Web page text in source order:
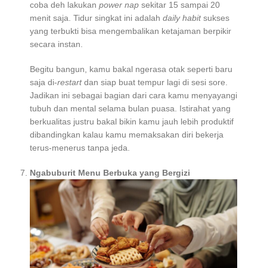
coba deh lakukan power nap sekitar 15 sampai 20
menit saja. Tidur singkat ini adalah daily habitsukses
yang terbukti bisa mengembalikan ketajaman berpikir
secara instan.
Begitu bangun, kamu bakal ngerasa otak seperti baru
saja di-restartdan siap buat tempur lagi di sesi sore.
Jadikan ini sebagai bagian dari cara kamu menyayangi
tubuh dan mental selama bulan puasa. Istirahat yang
berkualitas justru bakal bikin kamu jauh lebih produktif
dibandingkan kalau kamu memaksakan diri bekerja
terus-menerus tanpa jeda.
Ngabuburit Menu Berbuka yang Bergizi